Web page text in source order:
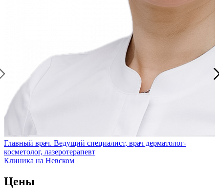
Главный врач. Ведущий специалист, врач дерматолог-
косметолог, лазеротерапевт
Клиника на Невском
Цены